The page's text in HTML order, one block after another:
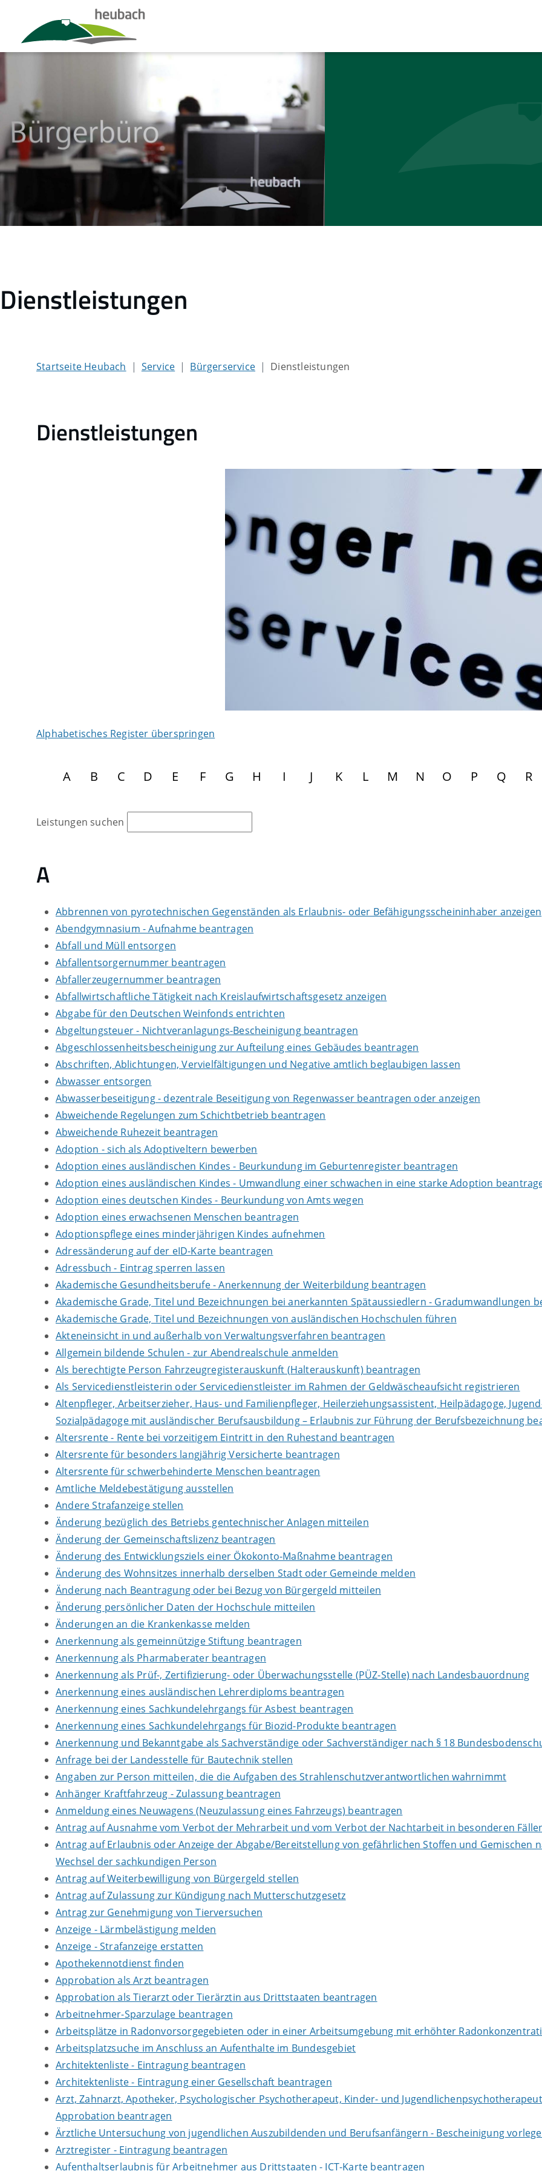
Dienstleistungen
Startseite Heubach Service Bürgerservice Dienstleistungen
Dienstleistungen
Alphabetisches Register überspringen
A B C D E F G H I J K L M N O P Q R
Leistungen suchen
A
Abbrennen von pyrotechnischen Gegenständen als Erlaubnis- oder Befähigungsscheininhaber anzeigen
Abendgymnasium - Aufnahme beantragen
Abfall und Müll entsorgen
Abfallentsorgernummer beantragen
Abfallerzeugernummer beantragen
Abfallwirtschaftliche Tätigkeit nach Kreislaufwirtschaftsgesetz anzeigen
Abgabe für den Deutschen Weinfonds entrichten
Abgeltungsteuer - Nichtveranlagungs-Bescheinigung beantragen
Abgeschlossenheitsbescheinigung zur Aufteilung eines Gebäudes beantragen
Abschriften, Ablichtungen, Vervielfältigungen und Negative amtlich beglaubigen lassen
Abwasser entsorgen
Abwasserbeseitigung - dezentrale Beseitigung von Regenwasser beantragen oder anzeigen
Abweichende Regelungen zum Schichtbetrieb beantragen
Abweichende Ruhezeit beantragen
Adoption - sich als Adoptiveltern bewerben
Adoption eines ausländischen Kindes - Beurkundung im Geburtenregister beantragen
Adoption eines ausländischen Kindes - Umwandlung einer schwachen in eine starke Adoption
Adoption eines deutschen Kindes - Beurkundung von Amts wegen
Adoption eines erwachsenen Menschen beantragen
Adoptionspflege eines minderjährigen Kindes aufnehmen
Adressänderung auf der eID-Karte beantragen
Adressbuch - Eintrag sperren lassen
Akademische Gesundheitsberufe - Anerkennung der Weiterbildung beantragen
Akademische Grade, Titel und Bezeichnungen bei anerkannten Spätaussiedlern - Gradumwandlungen
Akademische Grade, Titel und Bezeichnungen von ausländischen Hochschulen führen
Akteneinsicht in und außerhalb von Verwaltungsverfahren beantragen
Allgemein bildende Schulen - zur Abendrealschule anmelden
Als berechtigte Person Fahrzeugregisterauskunft (Halterauskunft) beantragen
Als Servicedienstleisterin oder Servicedienstleister im Rahmen der Geldwäscheaufsicht registrieren
Altenpfleger, Arbeitserzieher, Haus- und Familienpfleger, Heilerziehungsassistent, Heilpädagoge,
Sozialpädagoge mit ausländischer Berufsausbildung – Erlaubnis zur Führung der Berufsbezeichnung
Altersrente - Rente bei vorzeitigem Eintritt in den Ruhestand beantragen
Altersrente für besonders langjährig Versicherte beantragen
Altersrente für schwerbehinderte Menschen beantragen
Amtliche Meldebestätigung ausstellen
Andere Strafanzeige stellen
Änderung bezüglich des Betriebs gentechnischer Anlagen mitteilen
Änderung der Gemeinschaftslizenz beantragen
Änderung des Entwicklungsziels einer Ökokonto-Maßnahme beantragen
Änderung des Wohnsitzes innerhalb derselben Stadt oder Gemeinde melden
Änderung nach Beantragung oder bei Bezug von Bürgergeld mitteilen
Änderung persönlicher Daten der Hochschule mitteilen
Änderungen an die Krankenkasse melden
Anerkennung als gemeinnützige Stiftung beantragen
Anerkennung als Pharmaberater beantragen
Anerkennung als Prüf-, Zertifizierung- oder Überwachungsstelle (PÜZ-Stelle) nach Landesbauordnung
Anerkennung eines ausländischen Lehrerdiploms beantragen
Anerkennung eines Sachkundelehrgangs für Asbest beantragen
Anerkennung eines Sachkundelehrgangs für Biozid-Produkte beantragen
Anerkennung und Bekanntgabe als Sachverständige oder Sachverständiger nach § 18
Anfrage bei der Landesstelle für Bautechnik stellen
Angaben zur Person mitteilen, die die Aufgaben des Strahlenschutzverantwortlichen wahrnimmt
Anhänger Kraftfahrzeug - Zulassung beantragen
Anmeldung eines Neuwagens (Neuzulassung eines Fahrzeugs) beantragen
Antrag auf Ausnahme vom Verbot der Mehrarbeit und vom Verbot der Nachtarbeit in besonderen
Antrag auf Erlaubnis oder Anzeige der Abgabe/Bereitstellung von gefährlichen Stoffen und Gemischen
Wechsel der sachkundigen Person
Antrag auf Weiterbewilligung von Bürgergeld stellen
Antrag auf Zulassung zur Kündigung nach Mutterschutzgesetz
Antrag zur Genehmigung von Tierversuchen
Anzeige - Lärmbelästigung melden
Anzeige - Strafanzeige erstatten
Apothekennotdienst finden
Approbation als Arzt beantragen
Approbation als Tierarzt oder Tierärztin aus Drittstaaten beantragen
Arbeitnehmer-Sparzulage beantragen
Arbeitsplätze in Radonvorsorgegebieten oder in einer Arbeitsumgebung mit erhöhter
Arbeitsplatzsuche im Anschluss an Aufenthalte im Bundesgebiet
Architektenliste - Eintragung beantragen
Architektenliste - Eintragung einer Gesellschaft beantragen
Arzt, Zahnarzt, Apotheker, Psychologischer Psychotherapeut, Kinder- und
Approbation beantragen
Ärztliche Untersuchung von jugendlichen Auszubildenden und Berufsanfängern - Bescheinigung
Arztregister - Eintragung beantragen
Aufenthaltserlaubnis für Arbeitnehmer aus Drittstaaten - ICT-Karte beantragen